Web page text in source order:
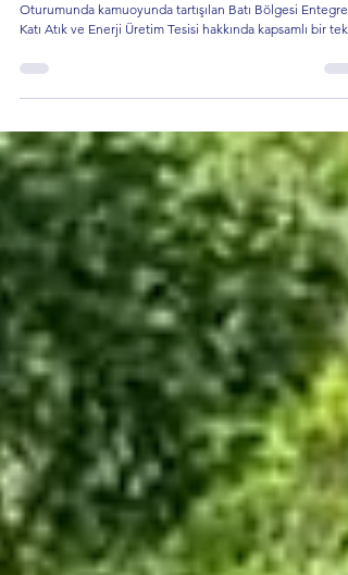
Bursa Büyükşehir Belediye Meclisi'nin Temmuz Ayı 2.
Katı Atık ve Enerji Üretim Tesisi hakkında kapsamlı bir
Başkanı Dr. Ahmet Cihat Kahraman tarafından yapılan
Depolama Sahası'nın doluluk oranına, Kayapa-
Kuruçeşme'nin neden seçildiğinden çevresel güvenlik
önlemlerine kadar birçok başlık bilimsel veriler